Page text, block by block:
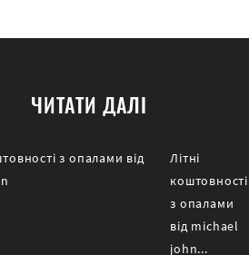
ЧИТАТИ ДАЛІ
Літні
коштовності
з опалами
від michael
john...